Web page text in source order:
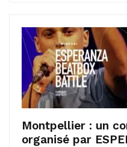
Montpellier : un
organisé par